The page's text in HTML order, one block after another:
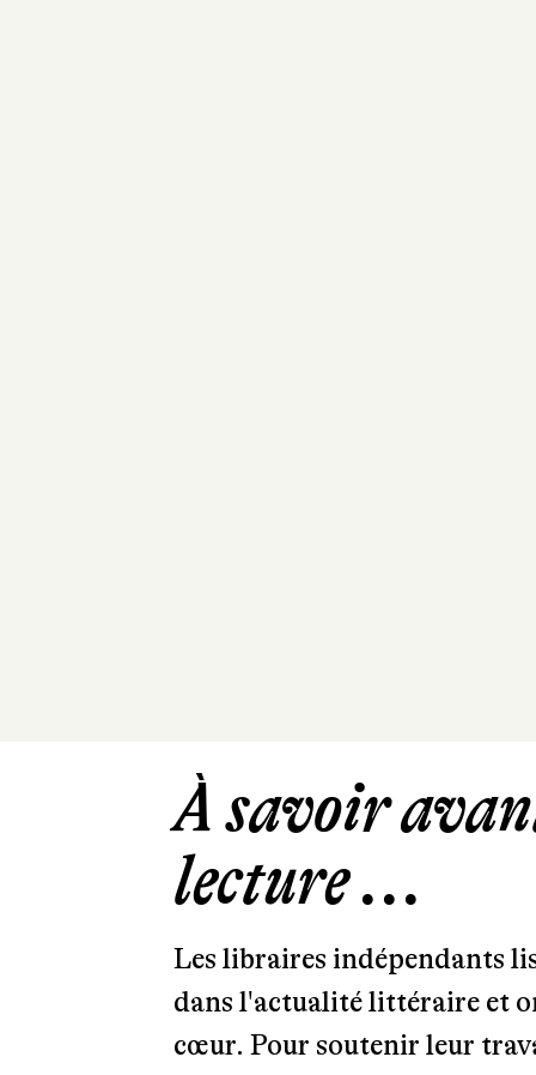
À savoir
lecture ...
Les libraires indépendants
dans l'actualité littéraire et
cœur. Pour soutenir leur